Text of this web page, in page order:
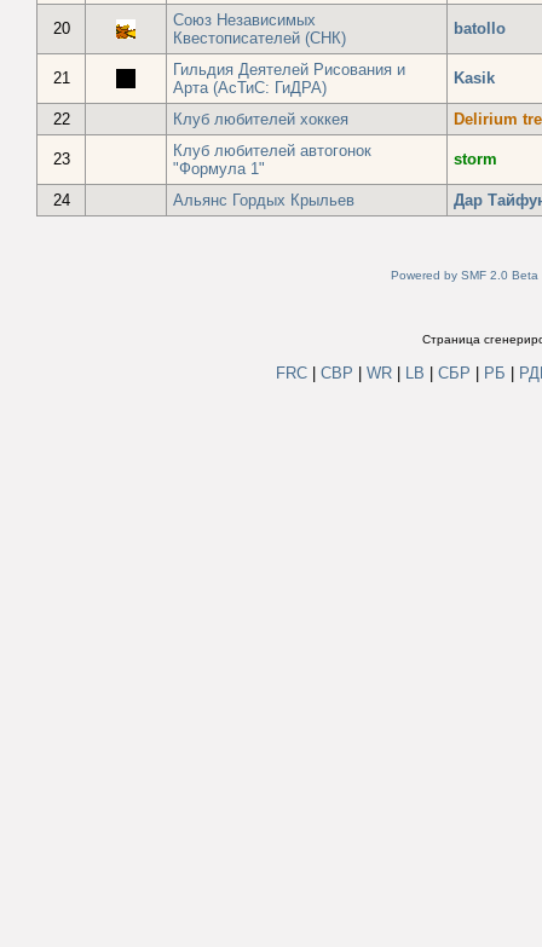
20
Союз Независимых
Квестописателей (СНК)
batollo
21
Гильдия Деятелей Рисования и
Арта (АсТиС: ГиДРА)
Kasik
22 Клуб любителей хоккея Delirium
23
Клуб любителей автогонок
"Формула 1"
storm
24 Альянс Гордых Крыльев Дар
Powered by SMF 2.0 Beta
Страница
FRC СВР WR LB СБР РБ